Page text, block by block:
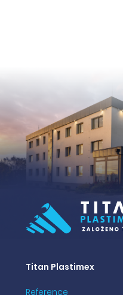
Titan Plastimex
Reference